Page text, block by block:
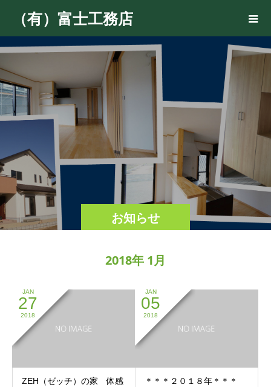
（有）富士工務店
お知らせ
2018年 1月
JAN
27
2018
ZEH（ゼッチ）の家 体感
JAN
05
2018
＊＊＊２０１８年＊＊＊